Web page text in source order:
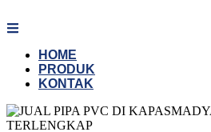
to
HOME
PRODUK
KONTAK